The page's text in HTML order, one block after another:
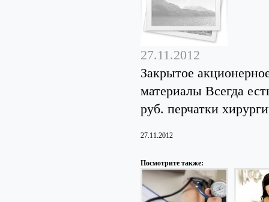
27.11.2012
Закрытое
материалы Всегда
руб. перчатки
27.11.2012
Посмотрите также: